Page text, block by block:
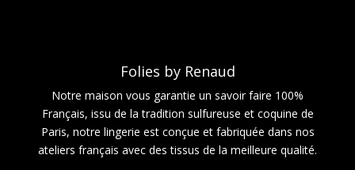
Folies by Renaud
Notre maison vous garantie un savoir faire 100%
Français, issu de la tradition sulfureuse et coquine de
Paris, notre lingerie est conçue et fabriquée dans nos
ateliers français avec des tissus de la meilleure qualité.